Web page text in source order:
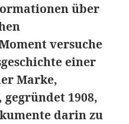
über
versuche
einer
Marke,
1908,
darin zu